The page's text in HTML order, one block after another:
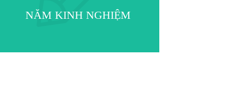
NĂM KINH NGHIỆM